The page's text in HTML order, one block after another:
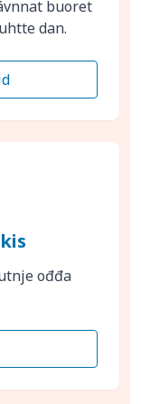
buoret
dan.
ođđa